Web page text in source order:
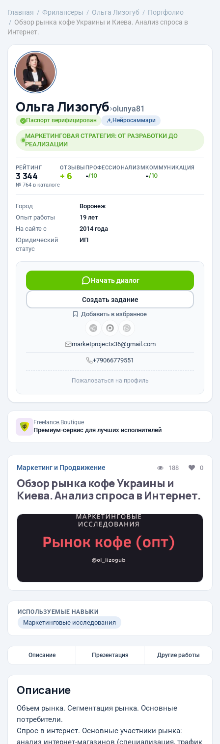
Главная Фрилансеры Ольга Лизогуб
Портфолио
Обзор рынка кофе Украины и Киева. Анализ спроса в
Интернет.
Ольга Лизогуб›olunya81
Паспорт верифицирован Нейросаммари
МАРКЕТИНГОВАЯ СТРАТЕГИЯ: ОТ РАЗРАБОТКИ ДО
РЕАЛИЗАЦИИ
РЕЙТИНГ
3 344
№ 764 в каталоге
ОТЗЫВЫ
6
ПРОФЕССИОНАЛИЗМ
-/10
КОММУНИКАЦИЯ
-/10
Город
Воронеж
Опыт работы
19 лет
На сайте с
2014 года
Юридический
статус
ИП
+79066779551
Начать диалог
marketprojects36@gmail.com
Создать задание
Добавить в избранное
Пожаловаться на профиль
Freelance.Boutique
Премиум-сервис для лучших исполнителей
Маркетинг и Продвижение 188 0
Обзор рынка кофе Украины и
Киева. Анализ спроса в Интернет.
ИСПОЛЬЗУЕМЫЕ НАВЫКИ
Маркетинговые исследования
Описание Презентация Другие работы
Описание
Объем рынка. Сегментация рынка. Основные
потребители.
Спрос в интернет. Основные участники рынка:
анализ интернет-магазинов (специализация, трафик